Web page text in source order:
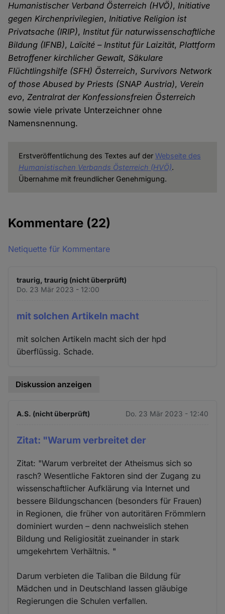
Humanistischer Verband Österreich (HVÖ),Initiative
gegen Kirchenprivilegien,Initiative Religion ist
Privatsache (IRIP),Institut für naturwissenschaftliche
Bildung (IFNB),Laïcité – Institut für Laizität,Plattform
Betroffener kirchlicher Gewalt,Säkulare
Flüchtlingshilfe (SFH) Österreich,Survivors Network
of those Abused by Priests (SNAP Austria), Verein
evo,Zentralrat der Konfessionsfreien Österreich
sowie viele private Unterzeichner ohne
Namensnennung.
Erstveröffentlichung des Textes auf der Webseite des
Humanistischen Verbands Österreich (HVÖ).
Übernahme mit freundlicher Genehmigung.
Kommentare (22)
Netiquette für Kommentare
traurig, traurig (nicht überprüft)
Do. 23 Mär 2023 - 12:00
mit solchen Artikeln macht
mit solchen Artikeln macht sich der hpd
überflüssig. Schade.
Diskussion anzeigen
A.S. (nicht überprüft) Do. 23 Mär 2023 - 12:40
Zitat: "Warum verbreitet der
Zitat: "Warum verbreitet der Atheismus sich so
rasch? Wesentliche Faktoren sind der Zugang zu
wissenschaftlicher Aufklärung via Internet und
bessere Bildungschancen (besonders für Frauen)
in Regionen, die früher von autoritären Frömmlern
dominiert wurden – denn nachweislich stehen
Bildung und Religiosität zueinander in stark
umgekehrtem Verhältnis. "
Darum verbieten die Taliban die Bildung für
Mädchen und in Deutschland lassen gläubige
Regierungen die Schulen verfallen.